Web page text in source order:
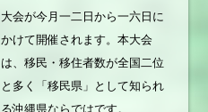
大会が今月一二日から一六日に
かけて開催されます。本大会
は、移民・移住者数が全国二位
と多く「移民県」として知られ
る沖縄県ならではです。